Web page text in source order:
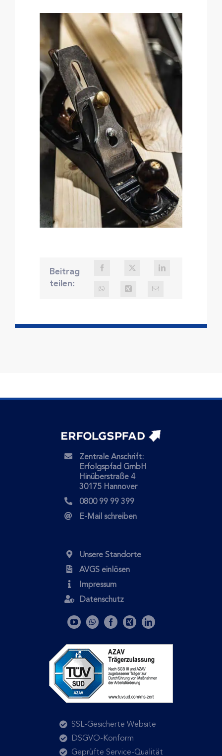
Beitrag
teilen:
Zentrale Anschrift:
Erfolgspfad GmbH
Hinüberstraße 4
30175 Hannover
0800 99 99 399
E-Mail schreiben
Unsere Standorte
AVGS einlösen
Impressum
Datenschutz
SSL-Gesicherte Website
DSGVO-Konform
Geprüfte Service-Qualität